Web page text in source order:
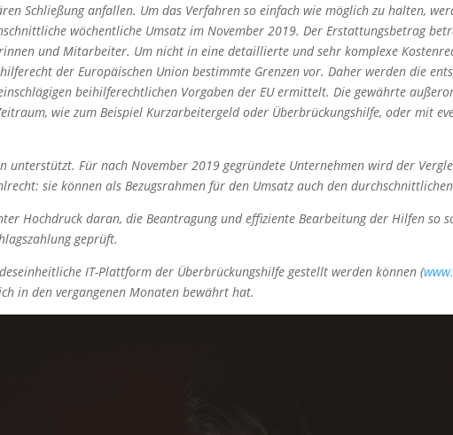
Schließung anfallen. Um das Verfahren so einfach wie möglich zu halten,
wöchentliche Umsatz im November 2019. Der Erstattungsbetrag
und Mitarbeiter. Um nicht in eine detaillierte und sehr komplexe
der Europäischen Union bestimmte Grenzen vor. Daher werden die
beihilferechtlichen Vorgaben der EU ermittelt. Die gewährte
wie zum Beispiel Kurzarbeitergeld oder Überbrückungshilfe, oder mit
unterstützt. Für nach November 2019 gegründete Unternehmen wird der
sie können als Bezugsrahmen für den Umsatz auch den
Hochdruck daran, die Beantragung und effiziente Bearbeitung der Hilfen so
geprüft.
IT-Plattform der Überbrückungshilfe gestellt werden können (
in den vergangenen Monaten bewährt hat.